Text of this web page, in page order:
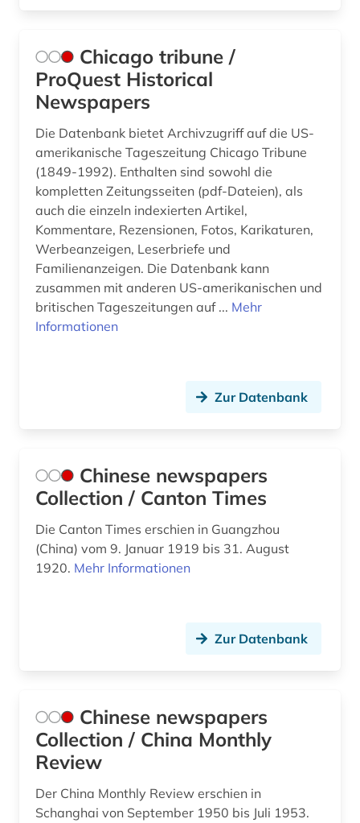
leistungssport (1)
literatur (1)
malen (1)
mathe (1)
medienberichte (1)
medizin (12)
mensch (1)
mensch-maschine-kommunikation (1)
nachrichten (1)
nachschlagewerk (1)
naturwissenschaften (7)
navigation (1)
peking (2)
pharmazie (9)
physik (1)
physikalische therapie (1)
Chicago tribune /
ProQuest Historical
Newspapers
Die Datenbank bietet Archivzugriff auf die US-
amerikanische Tageszeitung Chicago Tribune
(1849-1992). Enthalten sind sowohl die
kompletten Zeitungsseiten (pdf-Dateien), als
auch die einzeln indexierten Artikel,
Kommentare, Rezensionen, Fotos, Karikaturen,
Werbeanzeigen, Leserbriefe und
Familienanzeigen. Die Datenbank kann
zusammen mit anderen US-amerikanischen und
britischen Tageszeitungen auf ... Mehr
Informationen
Zur Datenbank
Chinese newspapers
Collection / Canton Times
Die Canton Times erschien in Guangzhou
(China) vom 9. Januar 1919 bis 31. August
1920. Mehr Informationen
Zur Datenbank
Chinese newspapers
Collection / China Monthly
Review
Der China Monthly Review erschien in
Schanghai von September 1950 bis Juli 1953.